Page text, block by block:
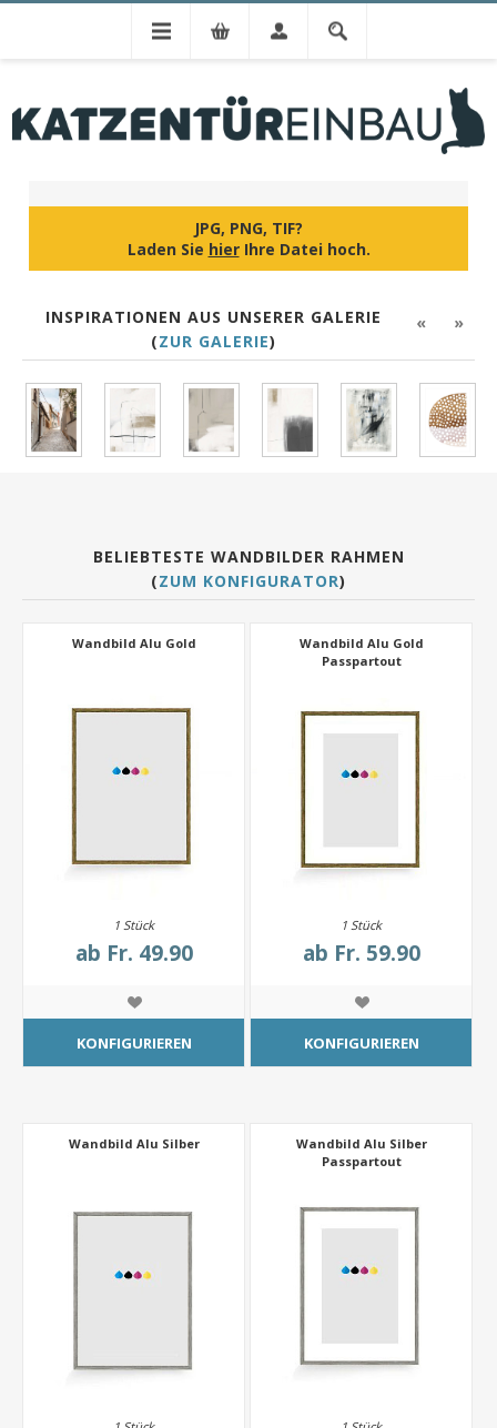
JPG, PNG, TIF?
Laden Sie hierIhre Datei hoch.
« »
INSPIRATIONEN AUS UNSERER GALERIE
(ZUR GALERIE)
BELIEBTESTE WANDBILDER RAHMEN
(ZUM KONFIGURATOR)
Wandbild Alu Gold
1 Stück
ab Fr. 49.90
KONFIGURIEREN
Wandbild Alu Gold
Passpartout
1 Stück
ab Fr. 59.90
KONFIGURIEREN
Wandbild Alu Silber
Wandbild Alu Silber
Passpartout